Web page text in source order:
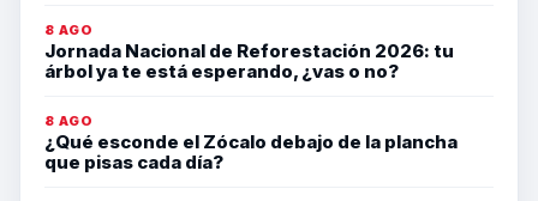
8 AGO
Jornada Nacional de Reforestación 2026: tu
árbol ya te está esperando, ¿vas o no?
8 AGO
¿Qué esconde el Zócalo debajo de la plancha
que pisas cada día?